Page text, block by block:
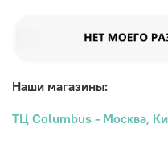
Наши магазины:
ТЦ Columbus - Москва,